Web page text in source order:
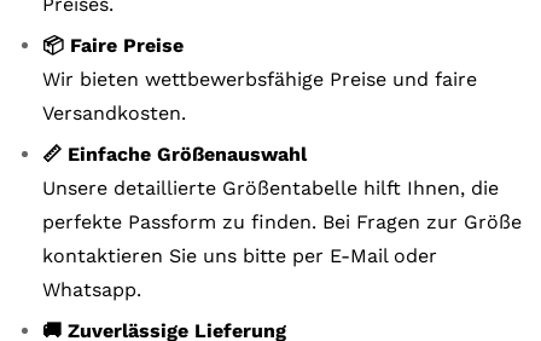
📦 Faire Preise
Wir bieten wettbewerbsfähige Preise und faire
Versandkosten.
📏 Einfache Größenauswahl
Unsere detaillierte Größentabelle hilft Ihnen, die
perfekte Passform zu finden. Bei Fragen zur Größe
kontaktieren Sie uns bitte per E-Mail oder
Whatsapp.
🚚 Zuverlässige Lieferung